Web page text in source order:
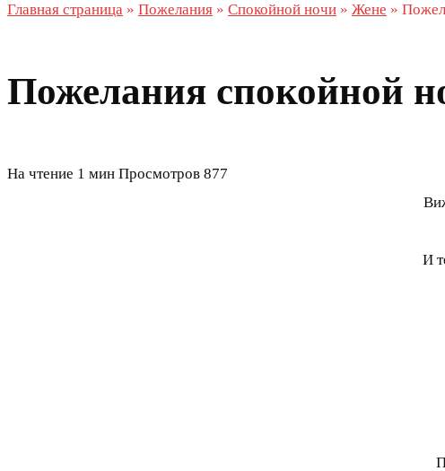
Главная страница » Пожелания » Спокойной ночи » Жене »
Пожелания спокойной
На чтение 1 мин Просмотров 877
И